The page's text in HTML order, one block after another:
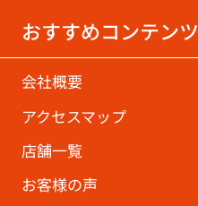
おすすめコンテンツ
会社概要
アクセスマップ
店舗一覧
お客様の声